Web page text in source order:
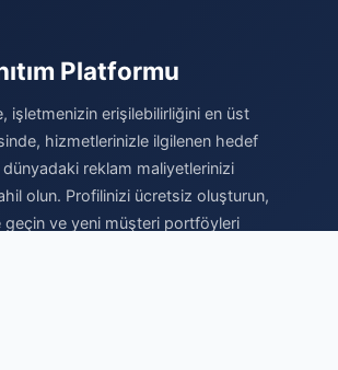
Platformu
işletmenizin erişilebilirliğini en üst
hizmetlerinizle ilgilenen hedef
reklam maliyetlerinizi
olun. Profilinizi ücretsiz oluşturun,
geçin ve yeni müşteri portföyleri